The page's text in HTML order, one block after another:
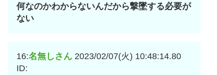
何なのかわからないんだから撃墜する必要が
ない
16:名無しさん 2023/02/07(火) 10:48:14.80
ID: